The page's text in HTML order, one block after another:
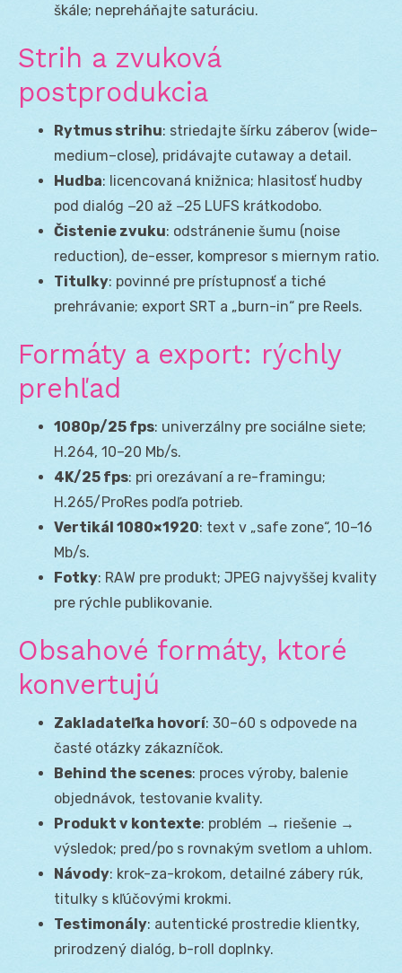
škále; nepreháňajte saturáciu.
Strih a zvuková
postprodukcia
Rytmus strihu: striedajte šírku záberov (wide–
medium–close), pridávajte cutaway a detail.
Hudba: licencovaná knižnica; hlasitosť hudby
pod dialóg −20 až −25 LUFS krátkodobo.
Čistenie zvuku: odstránenie šumu (noise
reduction), de-esser, kompresor s miernym ratio.
Titulky: povinné pre prístupnosť a tiché
prehrávanie; export SRT a „burn-in“ pre Reels.
Formáty a export: rýchly
prehľad
1080p/25 fps: univerzálny pre sociálne siete;
H.264, 10–20 Mb/s.
4K/25 fps: pri orezávaní a re-framingu;
H.265/ProRes podľa potrieb.
Vertikál 1080×1920: text v „safe zone“, 10–16
Mb/s.
Fotky: RAW pre produkt; JPEG najvyššej kvality
pre rýchle publikovanie.
Obsahové formáty, ktoré
konvertujú
Zakladateľka hovorí: 30–60 s odpovede na
časté otázky zákazníčok.
Behind the scenes: proces výroby, balenie
objednávok, testovanie kvality.
Produkt v kontexte: problém → riešenie →
výsledok; pred/po s rovnakým svetlom a uhlom.
Návody: krok-za-krokom, detailné zábery rúk,
titulky s kľúčovými krokmi.
Testimonály: autentické prostredie klientky,
prirodzený dialóg, b-roll doplnky.